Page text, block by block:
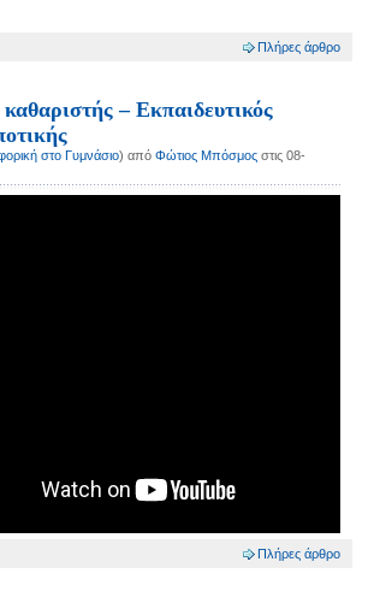
Πλήρες άρθρο
– Εκπαιδευτικός
στο Γυμνάσιο) από Φώτιος Μπόσμος στις 08-
Πλήρες άρθρο